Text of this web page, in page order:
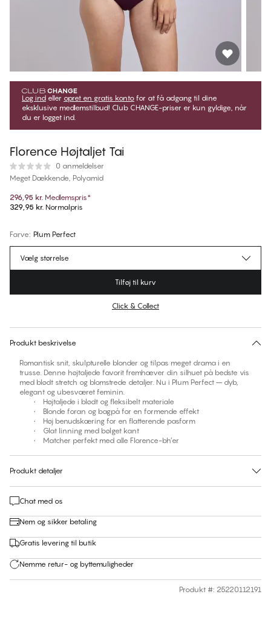
Log ind eller opret en gratis konto for at få adgang til dine
eksklusive medlemstilbud! Club CHANGE-priser er kun gyldige, når
du er logget ind.
Florence Højtaljet Tai
0 anmeldelser
Meget Dækkende, Polyamid
296,95 kr. Medlemspris*
329,95 kr. Normalpris
Farve: Plum Perfect
Ingen foreslåede størrelse for dette item
Vælg størrelse
Tilføj til kurv
Click & Collect
Produkt beskrivelse
Romantisk snit, skulpturelle blonder og tilpas meget drama i en
trusse. Denne højtaljede favorit fremhæver din silhuet på bedste vis
med blødt stretch og blomstrede detaljer. Nu i Plum Perfect – dyb,
elegant og ubesværet feminin.
• Højtaljede i blødt og fleksibelt materiale
• Blonde foran og bagpå for en formende effekt
• Høj benudskæring for en flatterende pasform
• Glat linning med bølget kant
• Matcher perfekt med alle Florence-bh’er
Produkt detaljer
Chat med os
Nem og sikker betaling
Gratis levering til butik
Nemme retur- og byttemuligheder
Produkt #: 25220112191